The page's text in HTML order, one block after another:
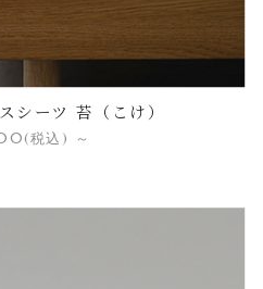
ーツ 苔（こけ）
(税込) ～